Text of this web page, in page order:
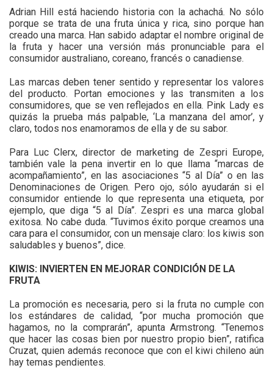
Adrian Hill está haciendo historia con la achachá. No sólo
porque se trata de una fruta única y rica, sino porque han
creado una marca. Han sabido adaptar el nombre original de
la fruta y hacer una versión más pronunciable para el
consumidor australiano, coreano, francés o canadiense.
Las marcas deben tener sentido y representar los valores
del producto. Portan emociones y las transmiten a los
consumidores, que se ven reflejados en ella. Pink Lady es
quizás la prueba más palpable, ‘La manzana del amor’, y
claro, todos nos enamoramos de ella y de su sabor.
Para Luc Clerx, director de marketing de Zespri Europe,
también vale la pena invertir en lo que llama “marcas de
acompañamiento”, en las asociaciones “5 al Día” o en las
Denominaciones de Origen. Pero ojo, sólo ayudarán si el
consumidor entiende lo que representa una etiqueta, por
ejemplo, que diga “5 al Día”. Zespri es una marca global
exitosa. No cabe duda. “Tuvimos éxito porque creamos una
cara para el consumidor, con un mensaje claro: los kiwis son
saludables y buenos”, dice.
KIWIS: INVIERTEN EN MEJORAR CONDICIÓN DE LA
FRUTA
La promoción es necesaria, pero si la fruta no cumple con
los estándares de calidad, “por mucha promoción que
hagamos, no la comprarán”, apunta Armstrong. “Tenemos
que hacer las cosas bien por nuestro propio bien”, ratifica
Cruzat, quien además reconoce que con el kiwi chileno aún
hay temas pendientes.